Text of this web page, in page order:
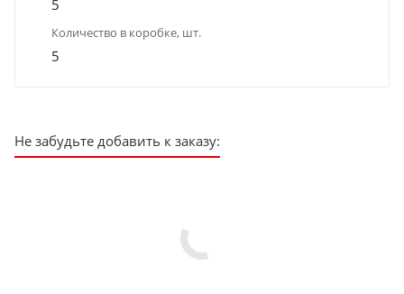
5
Количество в коробке, шт.
5
Не забудьте добавить к заказу: